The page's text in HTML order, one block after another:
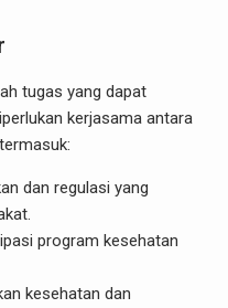
tugas yang dapat
kerjasama antara
dan regulasi yang
program kesehatan
kesehatan dan